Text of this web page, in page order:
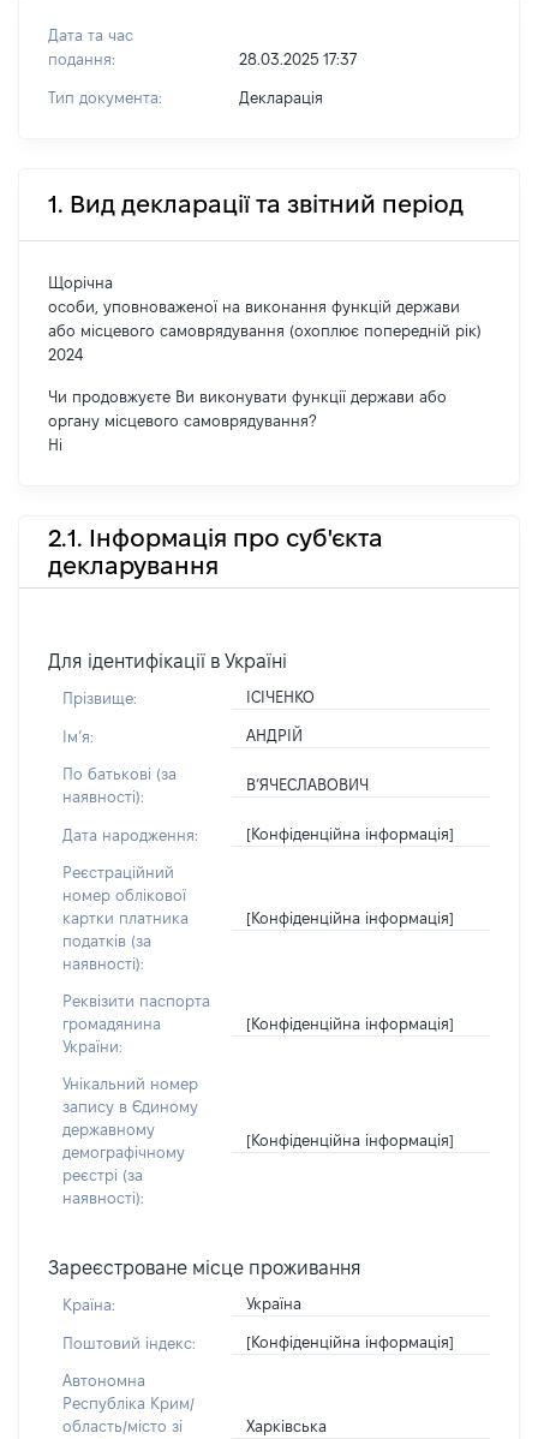
Дата та час
подання:
28.03.2025 17:37
Тип документа: Декларація
1. Вид декларації та звітний період
Щорічна
особи, уповноваженої на виконання функцій держави
або місцевого самоврядування (охоплює попередній рік)
2024
Чи продовжуєте Ви виконувати функції держави або
органу місцевого самоврядування?
Ні
2.1. Інформація про суб'єкта
декларування
Для ідентифікації в Україні
Прізвище: ІСІЧЕНКО
Імʼя: АНДРІЙ
По батькові (за
наявності):
В’ЯЧЕСЛАВОВИЧ
Дата народження: [Конфіденційна інформація]
Реєстраційний
номер облікової
картки платника
податків (за
наявності):
[Конфіденційна інформація]
Реквізити паспорта
громадянина
України:
[Конфіденційна інформація]
Унікальний номер
запису в Єдиному
державному
демографічному
реєстрі (за
наявності):
[Конфіденційна інформація]
Зареєстроване місце проживання
Країна: Україна
Поштовий індекс: [Конфіденційна інформація]
Автономна
Республіка Крим/
область/місто зі
Харківська